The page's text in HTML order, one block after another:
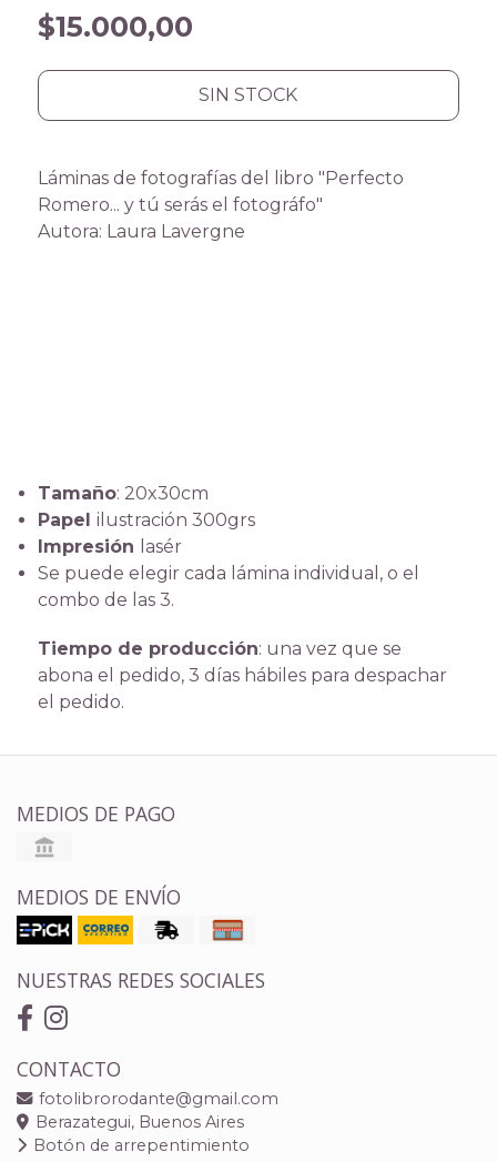
$15.000,00
SIN STOCK
Láminas de fotografías del libro "Perfecto
Romero... y tú serás el fotográfo"
Autora: Laura Lavergne
Tamaño: 20x30cm
Papel ilustración 300grs
Impresión lasér
Se puede elegir cada lámina individual, o el
combo de las 3.
Tiempo de producción: una vez que se
abona el pedido, 3 días hábiles para despachar
el pedido.
MEDIOS DE PAGO
MEDIOS DE ENVÍO
NUESTRAS REDES SOCIALES
CONTACTO
fotolibrorodante@gmail.com
Berazategui, Buenos Aires
Botón de arrepentimiento